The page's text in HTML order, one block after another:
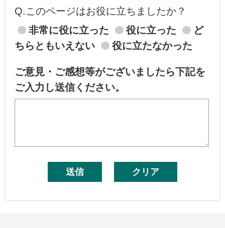
Q.このページはお役に立ちましたか？
非常に役に立った
役に立った
ど
ちらともいえない
役に立たなかった
ご意見・ご感想等がございましたら下記を
ご入力し送信ください。